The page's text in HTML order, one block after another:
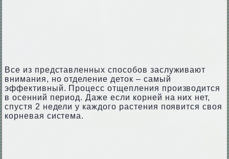
Все из представленных способов заслуживают
внимания, но отделение деток – самый
эффективный. Процесс отщепления производится
в осенний период. Даже если корней на них нет,
спустя 2 недели у каждого растения появится своя
корневая система.